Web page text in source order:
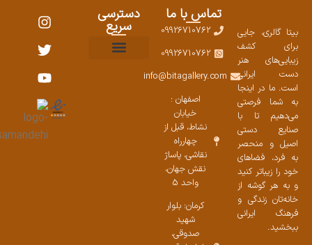
بیتا گالری، جایی
برای کشف
زیبایی‌های هنر
دست ایرانی
است. ما در اینجا
به شما فرصتی
می‌دهیم تا با
صنایع دستی
اصیل و منحصر
به فرد، فضاهای
خود را زیباتر کنید
و به هر گوشه از
خانه‌تان زندگی و
فرهنگ ایرانی
ببخشید.
تماس با ما
09926710762
09926710762
info@bitagallery.com
اصفهان :
خیابان
نشاط، قبل از
چهارراه
نقاشی، پاساژ
نقش جهان،
واحد 5
کرمان: بلوار
شهید
صدوقی،
دسترسی
سریع